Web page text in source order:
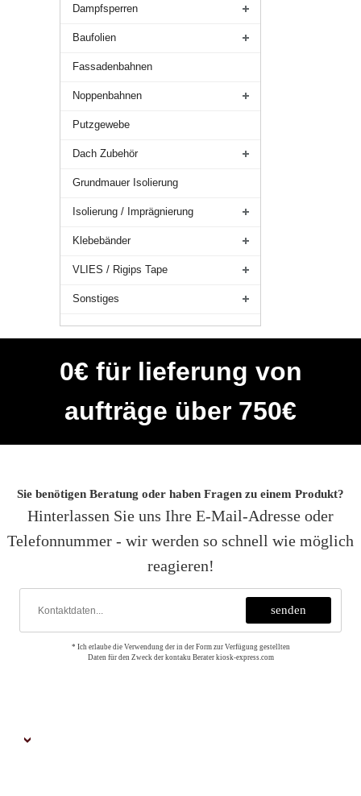
Dampfsperren
Baufolien
Fassadenbahnen
Noppenbahnen
Putzgewebe
Dach Zubehör
Grundmauer Isolierung
Isolierung / Imprägnierung
Klebebänder
VLIES / Rigips Tape
Sonstiges
0€ für lieferung von
aufträge über 750€
Sie benötigen Beratung oder haben Fragen zu einem Produkt?
Hinterlassen Sie uns Ihre E-Mail-Adresse oder
Telefonnummer - wir werden so schnell wie möglich
reagieren!
* Ich erlaube die Verwendung der in der Form zur Verfügung gestellten
Daten für den Zweck der kontaku Berater kiosk-express.com